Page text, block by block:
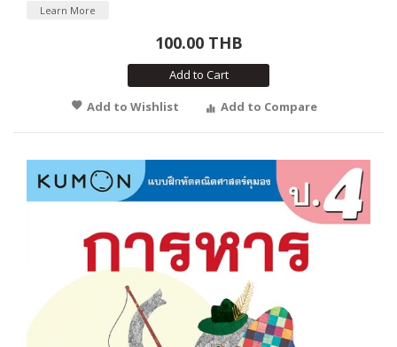
Learn More
100.00 THB
Add to Cart
Add to Wishlist
Add to Compare